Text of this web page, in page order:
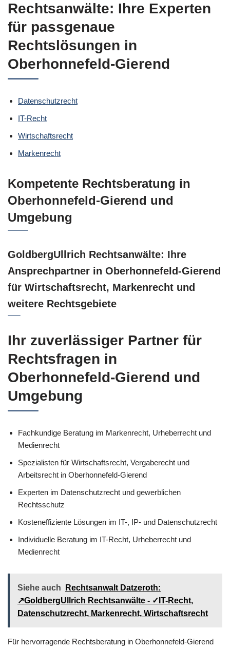
Rechtsanwälte: Ihre Experten
für passgenaue
Rechtslösungen in
Oberhonnefeld-Gierend
Datenschutzrecht
IT-Recht
Wirtschaftsrecht
Markenrecht
Kompetente Rechtsberatung in
Oberhonnefeld-Gierend und
Umgebung
GoldbergUllrich Rechtsanwälte: Ihre
Ansprechpartner in Oberhonnefeld-Gierend
für Wirtschaftsrecht, Markenrecht und
weitere Rechtsgebiete
Ihr zuverlässiger Partner für
Rechtsfragen in
Oberhonnefeld-Gierend und
Umgebung
Fachkundige Beratung im Markenrecht, Urheberrecht und
Medienrecht
Spezialisten für Wirtschaftsrecht, Vergaberecht und
Arbeitsrecht in Oberhonnefeld-Gierend
Experten im Datenschutzrecht und gewerblichen
Rechtsschutz
Kosteneffiziente Lösungen im IT-, IP- und Datenschutzrecht
Individuelle Beratung im IT-Recht, Urheberrecht und
Medienrecht
Siehe auch
Rechtsanwalt Datzeroth:
↗️GoldbergUllrich Rechtsanwälte - ✓IT-Recht,
Datenschutzrecht, Markenrecht, Wirtschaftsrecht
Für hervorragende Rechtsberatung in Oberhonnefeld-Gierend